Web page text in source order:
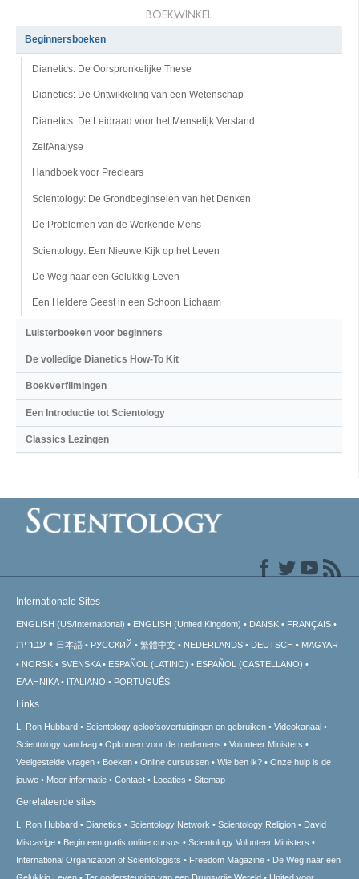
BOEKWINKEL
Beginnersboeken
Dianetics: De Oorspronkelijke These
Dianetics: De Ontwikkeling van een Wetenschap
Dianetics: De Leidraad voor het Menselijk Verstand
ZelfAnalyse
Handboek voor Preclears
Scientology: De Grondbeginselen van het Denken
De Problemen van de Werkende Mens
Scientology: Een Nieuwe Kijk op het Leven
De Weg naar een Gelukkig Leven
Een Heldere Geest in een Schoon Lichaam
Luisterboeken voor beginners
De volledige Dianetics How-To Kit
Boekverfilmingen
Een Introductie tot Scientology
Classics Lezingen
Internationale Sites
ENGLISH (US/International) ENGLISH (United Kingdom) DANSK FRANÇAIS
עברית 日本語 РУССКИЙ 繁體中文 NEDERLANDS DEUTSCH
MAGYAR
NORSK
SVENSKA ESPAÑOL (LATINO)
ESPAÑOL (CASTELLANO)
ΕΛΛΗΝΙΚA
ITALIANO PORTUGUÊS
Links
L. Ron Hubbard Scientology geloofsovertuigingen en gebruiken
Videokanaal
Scientology vandaag
Opkomen voor de medemens
Volunteer Ministers
Veelgestelde vragen
Boeken Online cursussen Wie ben ik?
Onze hulp is de
jouwe
Meer informatie Contact Locaties Sitemap
Gerelateerde sites
L. Ron Hubbard Dianetics Scientology Network Scientology Religion
David
Miscavige
Begin een gratis online cursus
Scientology Volunteer Ministers
International Organization of Scientologists
Freedom Magazine
De Weg naar een